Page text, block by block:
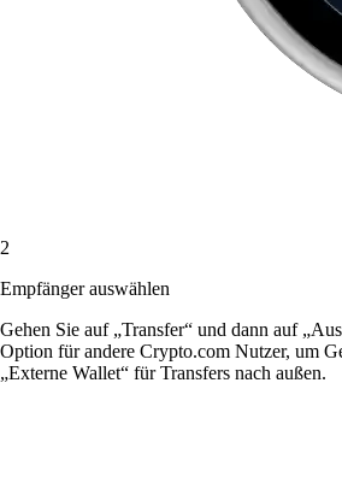
2
Empfänger auswählen
Gehen Sie auf „Transfer“ und dann auf
Option für andere Crypto.com Nutzer, um
„Externe Wallet“ für Transfers nach außen.